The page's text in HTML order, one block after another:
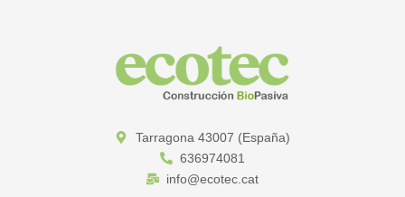
Tarragona 43007 (España)​
636974081
info@ecotec.cat